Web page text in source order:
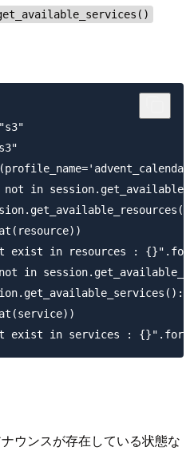
not in
exist in resources :
in
ウンスが存在している状態な